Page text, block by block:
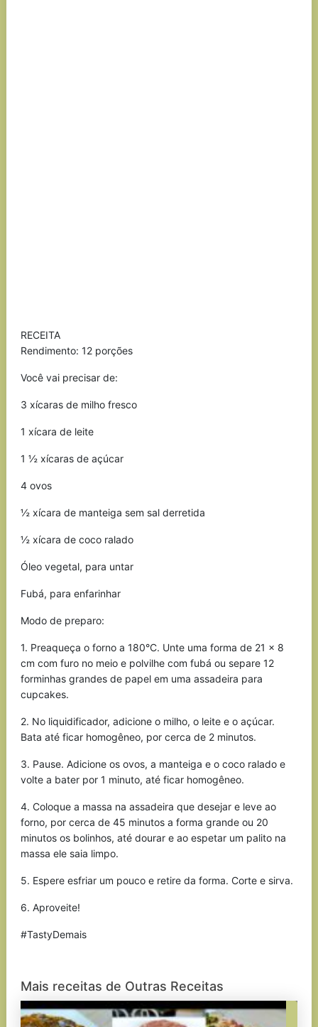
RECEITA
Rendimento: 12 porções
Você vai precisar de:
3 xícaras de milho fresco
1 xícara de leite
1 ½ xícaras de açúcar
4 ovos
½ xícara de manteiga sem sal derretida
½ xícara de coco ralado
Óleo vegetal, para untar
Fubá, para enfarinhar
Modo de preparo:
1. Preaqueça o forno a 180°C. Unte uma forma de 21 x 8
cm com furo no meio e polvilhe com fubá ou separe 12
forminhas grandes de papel em uma assadeira para
cupcakes.
2. No liquidificador, adicione o milho, o leite e o açúcar.
Bata até ficar homogêneo, por cerca de 2 minutos.
3. Pause. Adicione os ovos, a manteiga e o coco ralado e
volte a bater por 1 minuto, até ficar homogêneo.
4. Coloque a massa na assadeira que desejar e leve ao
forno, por cerca de 45 minutos a forma grande ou 20
minutos os bolinhos, até dourar e ao espetar um palito na
massa ele saia limpo.
5. Espere esfriar um pouco e retire da forma. Corte e sirva.
6. Aproveite!
#TastyDemais
Mais receitas de Outras Receitas